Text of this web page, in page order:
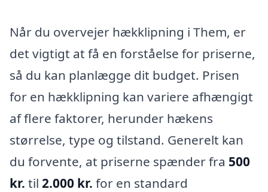
Når du overvejer hækklipning i Them, er
det vigtigt at få en forståelse for priserne,
så du kan planlægge dit budget. Prisen
for en hækklipning kan variere afhængigt
af flere faktorer, herunder hækens
størrelse, type og tilstand. Generelt kan
du forvente, at priserne spænder fra 500
kr. til 2.000 kr. for en standard